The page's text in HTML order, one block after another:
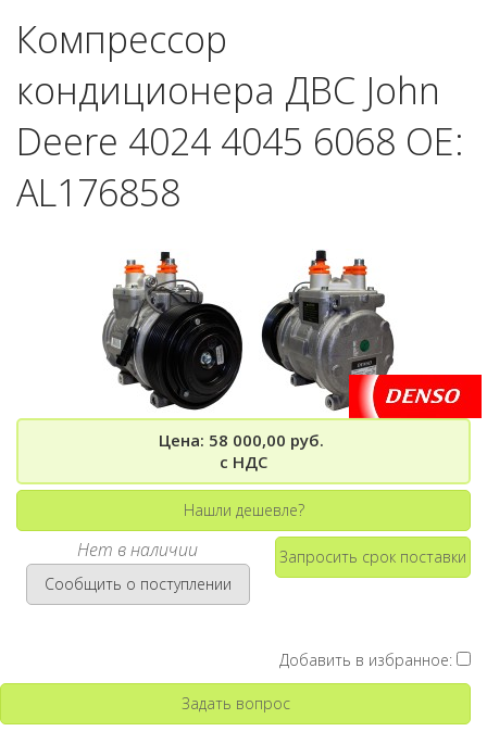
Компрессор
кондиционера ДВС John
Deere 4024 4045 6068 OE:
AL176858
Цена: 58 000,00 руб.
с НДС
Нашли дешевле?
Запросить срок поставки
Нет в наличии
Сообщить о поступлении
Добавить в избранное:
Задать вопрос